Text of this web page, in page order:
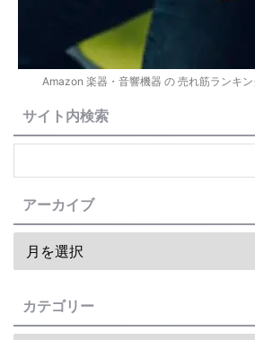
Amazon 楽器・音響機器 の 売れ筋ランキン
サイト内検索
アーカイブ
カテゴリー